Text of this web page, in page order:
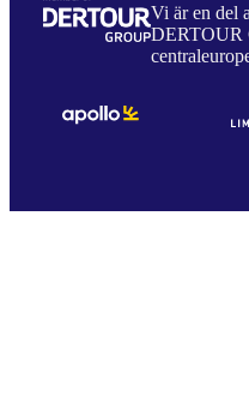
Vi är en del
DERTOUR